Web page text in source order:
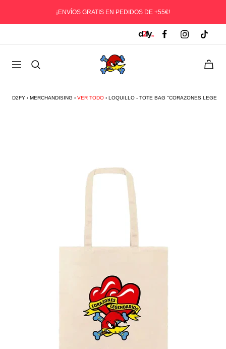
¡ENVÍOS GRATIS EN PEDIDOS DE +55€!
Navegación
D2fy
-
To
D2FY › MERCHANDISING › VER TODO › LOQUILLO - TOTE BAG "CORAZONES